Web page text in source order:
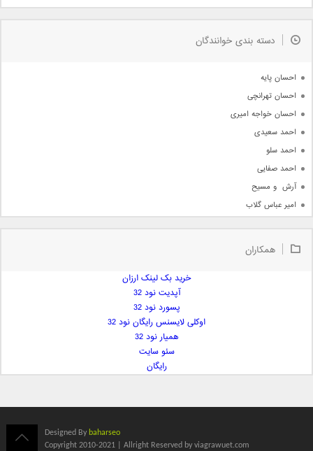
مذهبی
جدیدترین ها
دسته بندی خوانندگان
احسان پایه
احسان تهرانچی
احسان خواجه امیری
احمد سعیدی
احمد سلو
احمد صفایی
آرش  و مسیح
امیر عباس گلاب
امیر علی
ایمان فلاح
همکاران
خرید بک لینک ارزان
آپدیت نود 32
پسورد نود 32
اوکلی لایسنس رایگان نود 32
همیار نود 32
سئو سایت
رایگان
Designed By baharseo
Copyright 2010-2021 | Allright Reserved by viagrawuet.com